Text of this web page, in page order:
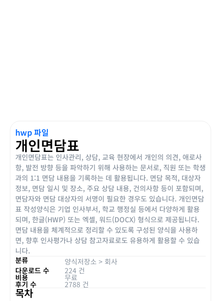
hwp 파일
개인면담표
개인면담표는 인사관리, 상담, 교육 현장에서 개인의 의견, 애로사
항, 발전 방향 등을 파악하기 위해 사용하는 문서로, 직원 또는 학생
과의 1:1 면담 내용을 기록하는 데 활용됩니다. 면담 목적, 대상자
정보, 면담 일시 및 장소, 주요 상담 내용, 건의사항 등이 포함되며,
면담자와 면담 대상자의 서명이 필요한 경우도 있습니다. 개인면담
표 작성양식은 기업 인사부서, 학교 행정실 등에서 다양하게 활용
되며, 한글(HWP) 또는 엑셀, 워드(DOCX) 형식으로 제공됩니다.
면담 내용을 체계적으로 정리할 수 있도록 구성된 양식을 사용하
면, 향후 인사평가나 상담 참고자료로도 유용하게 활용할 수 있습
니다.
분류
양식저장소 > 회사
다운로드 수
224 건
비용 무료
후기 수 2788 건
목차